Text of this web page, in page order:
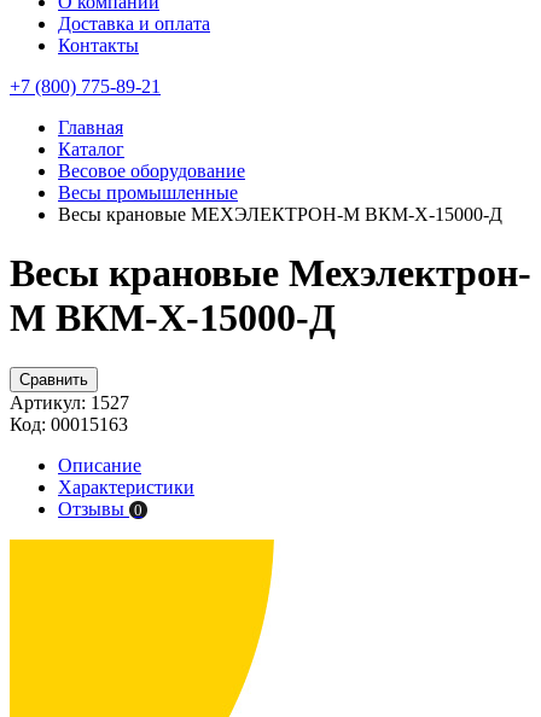
Доставка и оплата
Контакты
+7 (800) 775-89-21
Главная
Каталог
Весовое оборудование
Весы промышленные
Весы крановые МЕХЭЛЕКТРОН-М ВКМ-X-15000-Д
Весы крановые Мехэлектрон-
М ВКМ-X-15000-Д
Сравнить
Артикул: 1527
Код: 00015163
Описание
Характеристики
Отзывы 0